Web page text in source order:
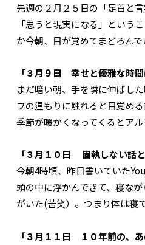
先週の２月２５日の「足首と
「思うと現実になる」という
か今朝、目が覚めてまどろん
「３月９日 幸せと優雅な時間
まだ暗い朝、手を隣に伸ばし
フの温もりに触れると目覚め
季節が暖かくなってくるとア
「３月１０日 固執しない話と
今朝4時頃、昨日書いていた
頭の中に浮かんできて、寝な
がいた(苦笑）。つまり体は寝
「３月１１日 １０年前の、あ